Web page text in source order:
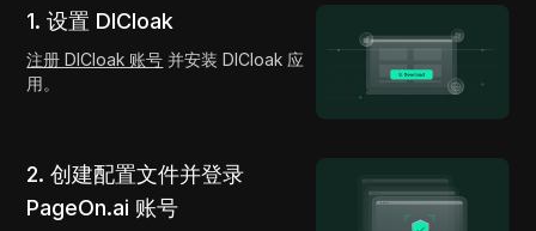
1. 设置 DICloak
注册 DICloak 账号 并安装 DICloak 应
用。
2. 创建配置文件并登录
PageOn.ai 账号